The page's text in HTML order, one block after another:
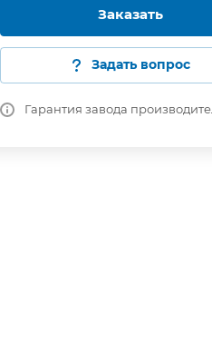
Заказать
Задать вопрос
Гарантия завода